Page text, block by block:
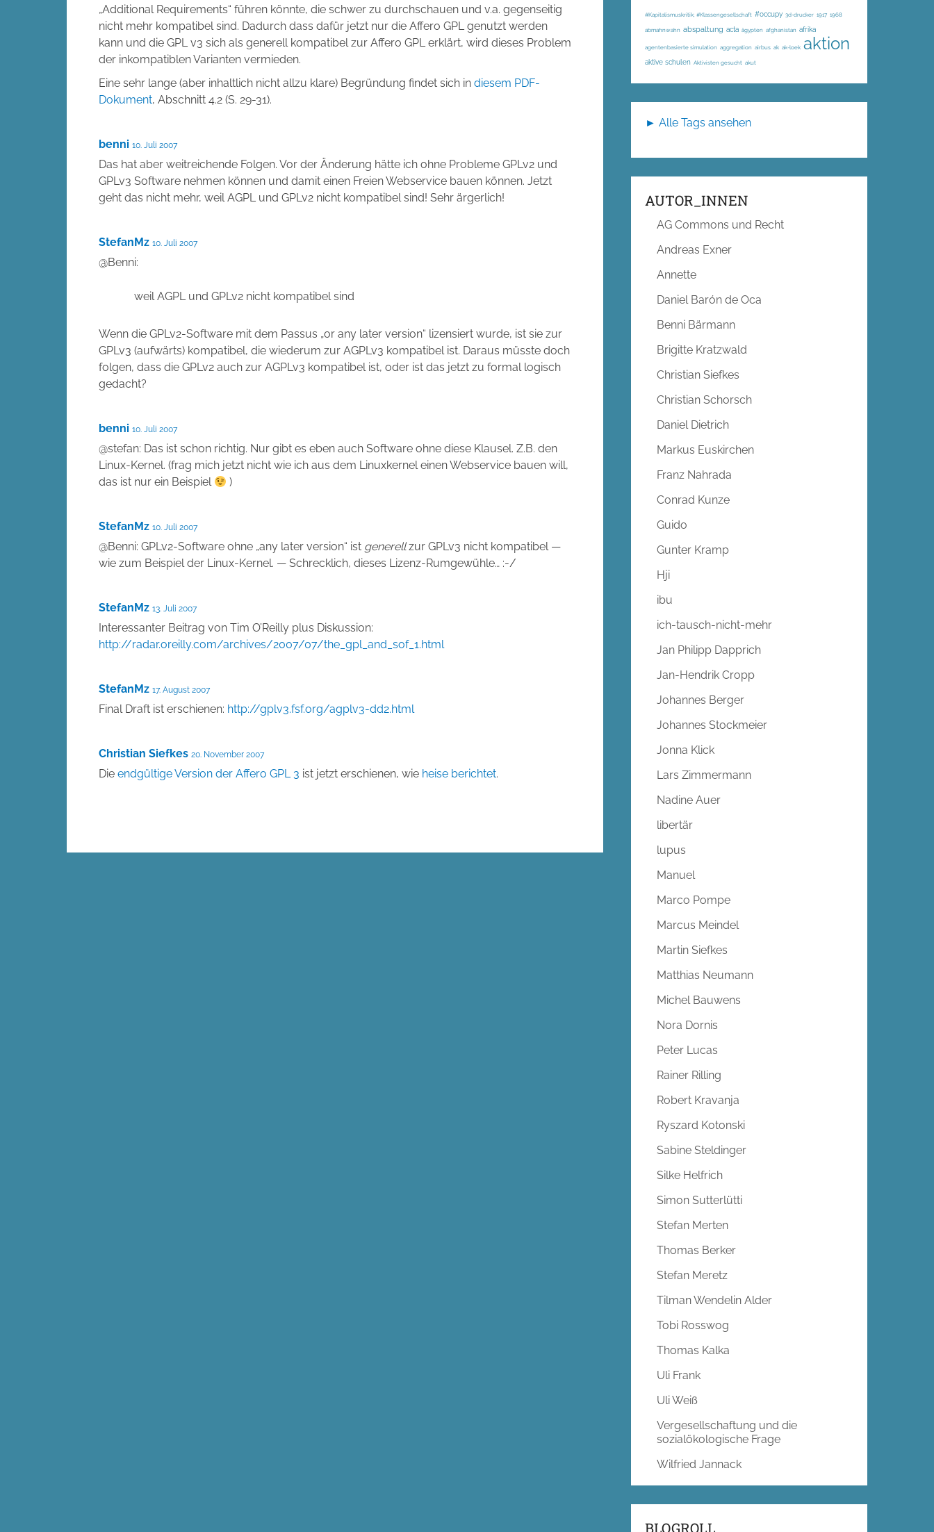
„Additional Requirements“ führen könnte, die schwer zu durchschauen und v.a. gegenseitig
nicht mehr kompatibel sind. Dadurch dass dafür jetzt nur die Affero GPL genutzt werden
kann und die GPL v3 sich als generell kompatibel zur Affero GPL erklärt, wird dieses Problem
der inkompatiblen Varianten vermieden.
Eine sehr lange (aber inhaltlich nicht allzu klare) Begründung findet sich in diesem PDF-
Dokument, Abschnitt 4.2 (S. 29-31).
benni 10. Juli 2007
Das hat aber weitreichende Folgen. Vor der Änderung hätte ich ohne Probleme GPLv2 und
GPLv3 Software nehmen können und damit einen Freien Webservice bauen können. Jetzt
geht das nicht mehr, weil AGPL und GPLv2 nicht kompatibel sind! Sehr ärgerlich!
StefanMz 10. Juli 2007
@Benni:
weil AGPL und GPLv2 nicht kompatibel sind
Wenn die GPLv2-Software mit dem Passus „or any later version“ lizensiert wurde, ist sie zur
GPLv3 (aufwärts) kompatibel, die wiederum zur AGPLv3 kompatibel ist. Daraus müsste doch
folgen, dass die GPLv2 auch zur AGPLv3 kompatibel ist, oder ist das jetzt zu formal logisch
gedacht?
benni 10. Juli 2007
@stefan: Das ist schon richtig. Nur gibt es eben auch Software ohne diese Klausel. Z.B. den
Linux-Kernel. (frag mich jetzt nicht wie ich aus dem Linuxkernel einen Webservice bauen will,
das ist nur ein Beispiel
)
StefanMz 10. Juli 2007
@Benni: GPLv2-Software ohne „any later version“ ist generellzur GPLv3 nicht kompatibel —
wie zum Beispiel der Linux-Kernel. — Schrecklich, dieses Lizenz-Rumgewühle… :-/
StefanMz 13. Juli 2007
Interessanter Beitrag von Tim O’Reilly plus Diskussion:
http://radar.oreilly.com/archives/2007/07/the_gpl_and_sof_1.html
StefanMz 17. August 2007
Final Draft ist erschienen: http://gplv3.fsf.org/agplv3-dd2.html
Christian Siefkes 20. November 2007
Die endgültige Version der Affero GPL 3 ist jetzt erschienen, wie heise berichtet.
#Kapitalismuskritik; #Klassengesellschaft #occupy 3d-drucker 1917 1968
abmahnwahn abspaltung acta ägypten afghanistan afrika
agentenbasierte simulation aggregation airbus ak ak-loek aktion
aktive schulen Aktivisten gesucht akut
► Alle Tags ansehen
AUTOR_INNEN
AG Commons und Recht
Andreas Exner
Annette
Daniel Barón de Oca
Benni Bärmann
Brigitte Kratzwald
Christian Siefkes
Christian Schorsch
Daniel Dietrich
Markus Euskirchen
Franz Nahrada
Conrad Kunze
Guido
Gunter Kramp
Hji
ibu
ich-tausch-nicht-mehr
Jan Philipp Dapprich
Jan-Hendrik Cropp
Johannes Berger
Johannes Stockmeier
Jonna Klick
Lars Zimmermann
Nadine Auer
libertär
lupus
Manuel
Marco Pompe
Marcus Meindel
Martin Siefkes
Matthias Neumann
Michel Bauwens
Nora Dornis
Peter Lucas
Rainer Rilling
Robert Kravanja
Ryszard Kotonski
Sabine Steldinger
Silke Helfrich
Simon Sutterlütti
Stefan Merten
Thomas Berker
Stefan Meretz
Tilman Wendelin Alder
Tobi Rosswog
Thomas Kalka
Uli Frank
Uli Weiß
Vergesellschaftung und die
sozialökologische Frage
Wilfried Jannack
BLOGROLL